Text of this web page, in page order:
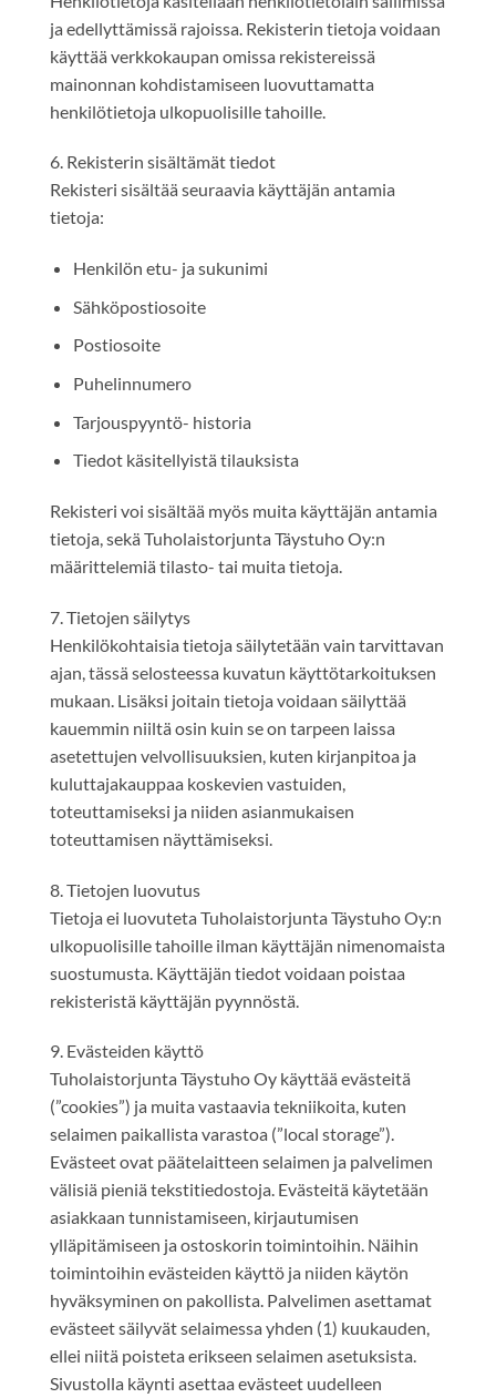
ja edellyttämissä rajoissa. Rekisterin tietoja voidaan
käyttää verkkokaupan omissa rekistereissä
mainonnan kohdistamiseen luovuttamatta
henkilötietoja ulkopuolisille tahoille.
6. Rekisterin sisältämät tiedot
Rekisteri sisältää seuraavia käyttäjän antamia
tietoja:
Henkilön etu- ja sukunimi
Sähköpostiosoite
Postiosoite
Puhelinnumero
Tarjouspyyntö- historia
Tiedot käsitellyistä tilauksista
Rekisteri voi sisältää myös muita käyttäjän antamia
tietoja, sekä Tuholaistorjunta Täystuho Oy:n
määrittelemiä tilasto- tai muita tietoja.
7. Tietojen säilytys
Henkilökohtaisia tietoja säilytetään vain tarvittavan
ajan, tässä selosteessa kuvatun käyttötarkoituksen
mukaan. Lisäksi joitain tietoja voidaan säilyttää
kauemmin niiltä osin kuin se on tarpeen laissa
asetettujen velvollisuuksien, kuten kirjanpitoa ja
kuluttajakauppaa koskevien vastuiden,
toteuttamiseksi ja niiden asianmukaisen
toteuttamisen näyttämiseksi.
8. Tietojen luovutus
Tietoja ei luovuteta Tuholaistorjunta Täystuho Oy:n
ulkopuolisille tahoille ilman käyttäjän nimenomaista
suostumusta. Käyttäjän tiedot voidaan poistaa
rekisteristä käyttäjän pyynnöstä.
9. Evästeiden käyttö
Tuholaistorjunta Täystuho Oy käyttää evästeitä
(”cookies”) ja muita vastaavia tekniikoita, kuten
selaimen paikallista varastoa (”local storage”).
Evästeet ovat päätelaitteen selaimen ja palvelimen
välisiä pieniä tekstitiedostoja. Evästeitä käytetään
asiakkaan tunnistamiseen, kirjautumisen
ylläpitämiseen ja ostoskorin toimintoihin. Näihin
toimintoihin evästeiden käyttö ja niiden käytön
hyväksyminen on pakollista. Palvelimen asettamat
evästeet säilyvät selaimessa yhden (1) kuukauden,
ellei niitä poisteta erikseen selaimen asetuksista.
Sivustolla käynti asettaa evästeet uudelleen